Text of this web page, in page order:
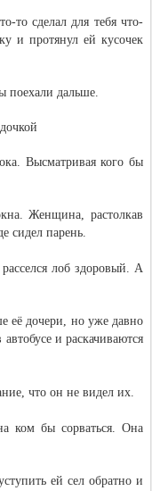
то сделал для тебя что-
и протянул ей кусочек
поехали дальше.
Высматривая кого бы
Женщина, растолкав
сидел парень.
лоб здоровый. А
её дочери, но уже давно
и раскачиваются
что он не видел их.
ком бы сорваться. Она
ей сел обратно и